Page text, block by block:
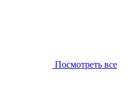
Посмотреть все